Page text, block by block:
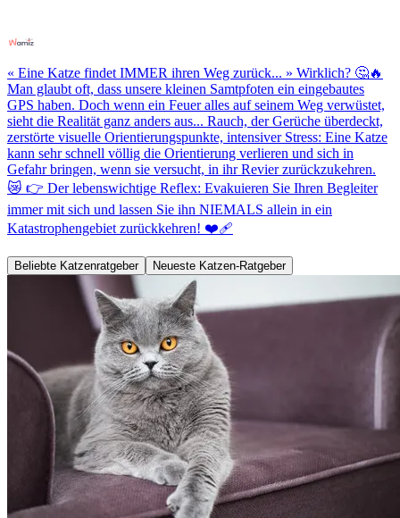
« Eine Katze findet IMMER ihren Weg zurück... » Wirklich? 🤔🔥
Man glaubt oft, dass unsere kleinen Samtpfoten ein eingebautes
GPS haben. Doch wenn ein Feuer alles auf seinem Weg verwüstet,
sieht die Realität ganz anders aus... Rauch, der Gerüche überdeckt,
zerstörte visuelle Orientierungspunkte, intensiver Stress: Eine Katze
kann sehr schnell völlig die Orientierung verlieren und sich in
Gefahr bringen, wenn sie versucht, in ihr Revier zurückzukehren.
😿 👉 Der lebenswichtige Reflex: Evakuieren Sie Ihren Begleiter
immer mit sich und lassen Sie ihn NIEMALS allein in ein
Katastrophengebiet zurückkehren! ❤️‍🩹
Beliebte Katzenratgeber Neueste Katzen-Ratgeber